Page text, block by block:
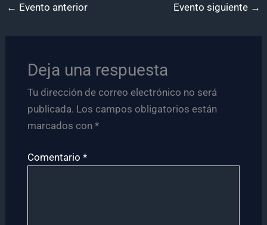
← Evento anterior Evento siguiente →
Deja una respuesta
Tu dirección de correo electrónico no será
publicada. Los campos obligatorios están
marcados con *
Comentario *